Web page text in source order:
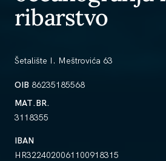
ribarstvo
Šetalište I. Meštrovića 63
OIB 86235185568
MAT.BR.
3118355
IBAN
HR3224020061100918315